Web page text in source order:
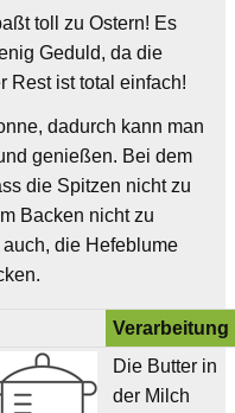
toll zu Ostern! Es
Geduld, da die
Rest ist total einfach!
dadurch kann man
genießen. Bei dem
die Spitzen nicht zu
Backen nicht zu
die Hefeblume
Verarbeitung
Die Butter in
der Milch